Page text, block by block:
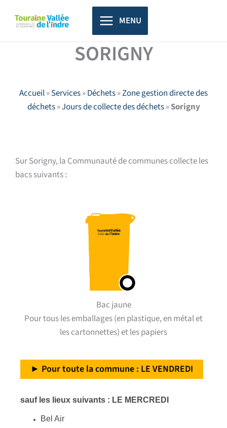
principal
MENU
SORIGNY
Accueil»Services»Déchets»Zone gestion directe des
déchets»Jours de collecte des déchets»Sorigny
Sur Sorigny, la Communauté de communes collecte les
bacs suivants :
Bac jaune
Pour tous les emballages (en plastique, en métal et
les cartonnettes) et les papiers
► Pour toute la commune : LE VENDREDI
sauf les lieux suivants : LE MERCREDI
Bel Air